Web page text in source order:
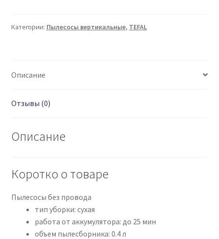
Категории: Пылесосы вертикальные, TEFAL
Описание
Отзывы (0)
Описание
Коротко о товаре
Пылесосы без провода
тип уборки: сухая
работа от аккумулятора: до 25 мин
объем пылесборника: 0.4 л